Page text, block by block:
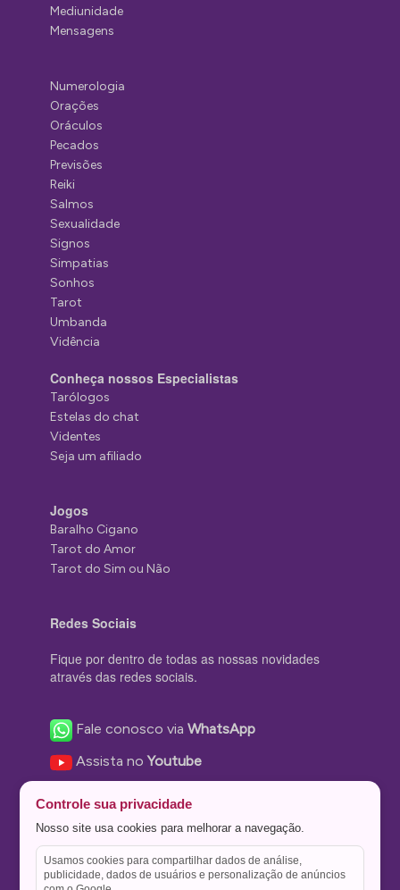
Mediunidade
Mensagens
Numerologia
Orações
Oráculos
Pecados
Previsões
Reiki
Salmos
Sexualidade
Signos
Simpatias
Sonhos
Tarot
Umbanda
Vidência
Conheça nossos Especialistas
Tarólogos
Estelas do chat
Videntes
Seja um afiliado
Jogos
Baralho Cigano
Tarot do Amor
Tarot do Sim ou Não
Redes Sociais
Fique por dentro de todas as nossas novidades
através das redes sociais.
Fale conosco viaWhatsApp
Assista noYoutube
Nos siga no Instagram
Nos siga noTwitter
Controle sua privacidade
Nosso site usa cookies para melhorar a navegação.
Usamos cookies para compartilhar dados de análise,
publicidade, dados de usuários e personalização de anúncios